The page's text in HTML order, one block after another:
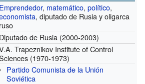
Emprendedor, matemático,político,
, diputado de Rusia y oligarca
ruso
Diputado de Rusia (2000-2003)
Trapeznikov Institute of Control
(1970-1973)
Partido Comunista de la Unión
Soviética